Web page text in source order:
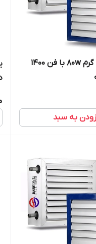
یونیت هیتر آب گرم 80w با فن 1400
به سبد